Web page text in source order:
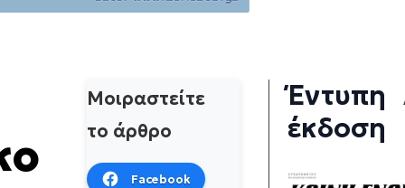
Μοιραστείτε
το άρθρο
Facebook
Έντυπη
έκδοση